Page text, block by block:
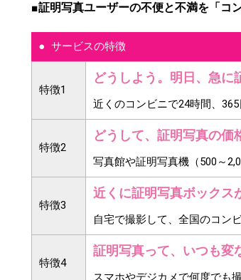
■証明写真ユーザーの不便と不満を「コ
サービスの特徴
特徴1
どうしよう。明日、急に
近くのコンビニで24時間、
特徴2
どうして、証明写真の価
写真館や証明写真機（500～
特徴3
近くに証明写真ボックス
自宅で撮影して、全国のコン
特徴4
証明写真って、いつも変
スマホやデジカメで何度でも